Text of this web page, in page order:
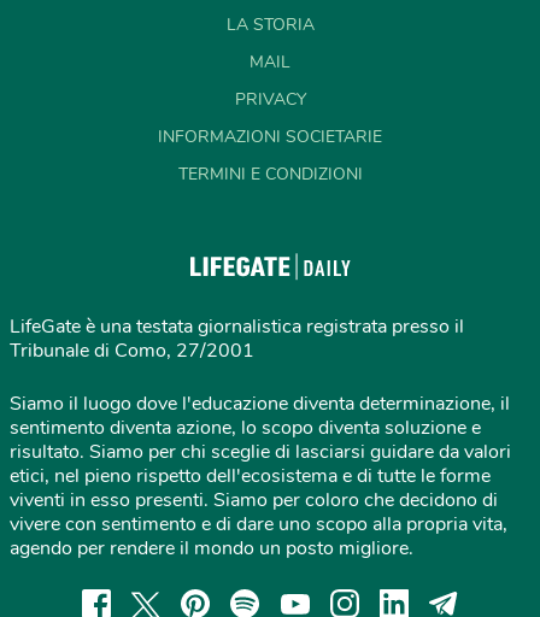
LA STORIA
MAIL
PRIVACY
INFORMAZIONI SOCIETARIE
TERMINI E CONDIZIONI
LifeGate è una testata giornalistica registrata presso il
Tribunale di Como, 27/2001
Siamo il luogo dove l'educazione diventa determinazione, il
sentimento diventa azione, lo scopo diventa soluzione e
risultato. Siamo per chi sceglie di lasciarsi guidare da valori
etici, nel pieno rispetto dell'ecosistema e di tutte le forme
viventi in esso presenti. Siamo per coloro che decidono di
vivere con sentimento e di dare uno scopo alla propria vita,
agendo per rendere il mondo un posto migliore.